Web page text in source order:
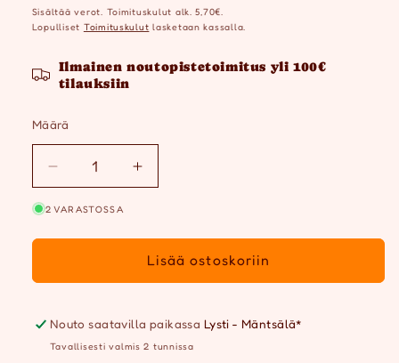
Sisältää verot. Toimituskulut alk. 5,70€.
Lopulliset Toimituskulut lasketaan kassalla.
Ilmainen noutopistetoimitus yli 100€
tilauksiin
Määrä
Määrä
Vähennä
tuotteen
Miamor
Lisää
tuotteen
Beute
Ankka
2 VARASTOSSA
Lisää ostoskoriin
Nouto saatavilla paikassa Lysti - Mäntsälä*
Tavallisesti valmis 2 tunnissa